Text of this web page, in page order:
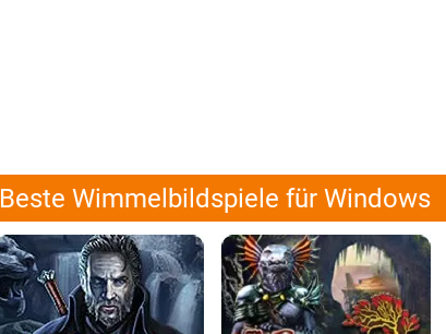
Beste Wimmelbildspiele für Windows